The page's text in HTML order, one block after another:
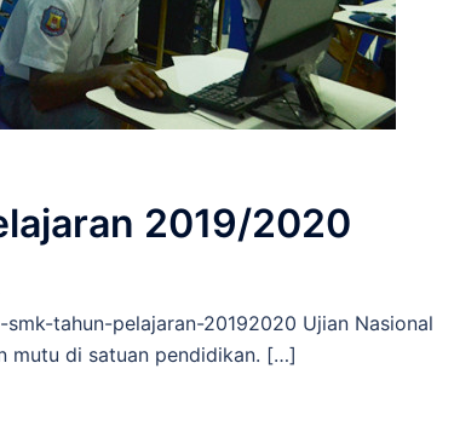
2019/2020
tahun-pelajaran-20192020 Ujian Nasional
mutu di satuan pendidikan. […]